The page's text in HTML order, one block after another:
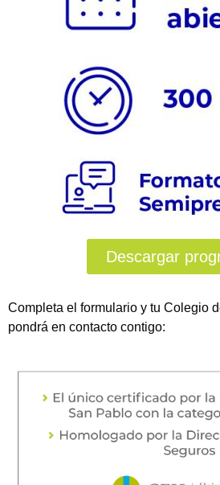
Descargar
Completa el formulario y tu Colegio
pondrá en contacto contigo: